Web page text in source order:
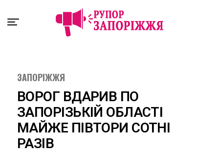
ЗАПОРІЖЖЯ
ВОРОГ ВДАРИВ ПО
ЗАПОРІЗЬКІЙ ОБЛАСТІ
МАЙЖЕ ПІВТОРИ СОТНІ
РАЗІВ
Exit mobile version